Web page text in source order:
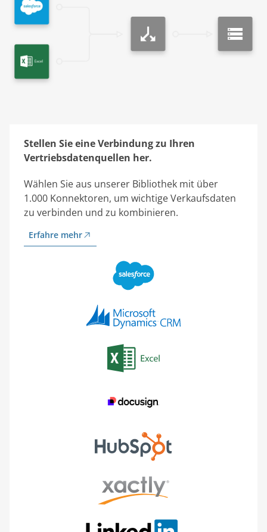
Stellen Sie eine Verbindung zu Ihren
Vertriebsdatenquellen her.
Wählen Sie aus unserer Bibliothek mit über
1.000 Konnektoren, um wichtige Verkaufsdaten
zu verbinden und zu kombinieren.
Erfahre mehr